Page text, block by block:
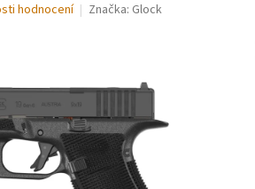
hodnocení Značka: Glock